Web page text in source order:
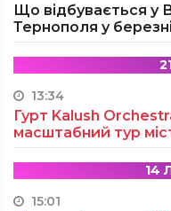
Що відбувається у
Тернополя у
13:34
Гурт Kalush
масштабний тур
14
15:01